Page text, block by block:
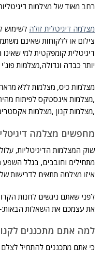
רחב מאוד של מצלמות
מצלמה דיגיטלית זולה לשימוש
צילום או ללקוחות שאינם
יותר כבדה וגדולה,מצלמות
,מצלמות אינסטקס לפיתוח
,מצלמות קנון ,מצלמות
מחפשים מצלמה
שוק המצלמות הדיגיטליות,
מתחילים וחובבים, בגלל השפע
איזו מצלמה תתאים לדרישות
לפני שאתם ניגשים לחנות
את עצמכם את השאלות הבאות:-
למה אתם מתכננים
כי אתם מתכננים להתחיל